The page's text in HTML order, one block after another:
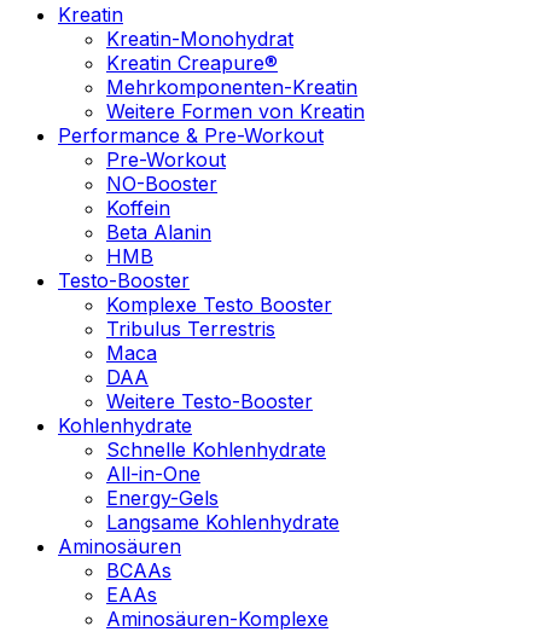
Kreatin
Kreatin-Monohydrat
Kreatin Creapure®
Mehrkomponenten-Kreatin
Weitere Formen von Kreatin
Performance & Pre-Workout
Pre-Workout
NO-Booster
Koffein
Beta Alanin
HMB
Testo-Booster
Komplexe Testo Booster
Tribulus Terrestris
Maca
DAA
Weitere Testo-Booster
Kohlenhydrate
Schnelle Kohlenhydrate
All-in-One
Energy-Gels
Langsame Kohlenhydrate
Aminosäuren
BCAAs
EAAs
Aminosäuren-Komplexe